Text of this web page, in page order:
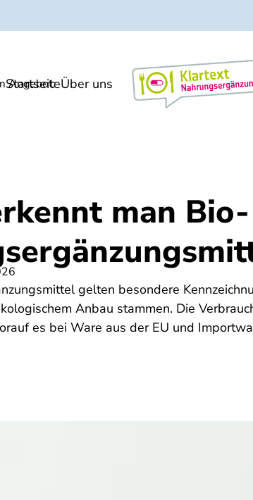
Angebot:
StartseiteÜber uns
Markt/Meinung
man Bio-
gelten besondere
Anbau stammen. Die
es bei Ware aus der EU und